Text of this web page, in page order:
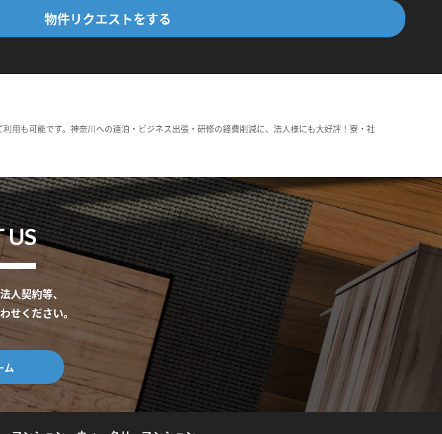
物件リクエストをする
用も可能です。神奈川への連泊・ビジネス出張・研修の経費削減に、法人様にも大好評！寮・社
US
人契約等、
せください。
ム